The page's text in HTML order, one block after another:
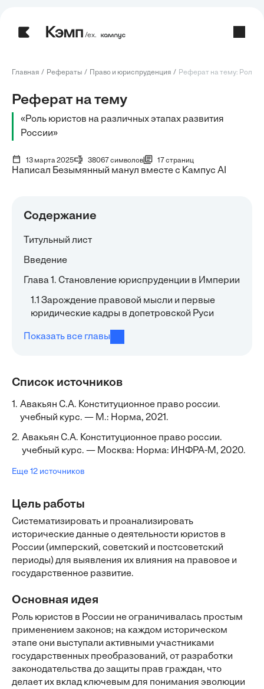
/ех.
Главная Рефераты Право и юриспруденция Реферат на тему: Роль
Реферат на тему
«Роль юристов на различных этапах развития
России»
13 марта 2025 38067 символов 17 страниц
Написал Безымянный манул вместе с Кампус AI
Содержание
Титульный лист
Введение
Глава 1. Становление юриспруденции в Империи
1.1 Зарождение правовой мысли и первые
юридические кадры в допетровской Руси
Показать все главы
Список источников
1. Авакьян С.А. Конституционное право россии.
учебный курс. — М.: Норма, 2021.
2. Авакьян С.А. Конституционное право россии.
учебный курс. — Москва: Норма: ИНФРА-М, 2020.
Еще 12 источников
Цель работы
Систематизировать и проанализировать
исторические данные о деятельности юристов в
России (имперский, советский и постсоветский
периоды) для выявления их влияния на правовое и
государственное развитие.
Основная идея
Роль юристов в России не ограничивалась простым
применением законов; на каждом историческом
этапе они выступали активными участниками
государственных преобразований, от разработки
законодательства до защиты прав граждан, что
делает их вклад ключевым для понимания эволюции